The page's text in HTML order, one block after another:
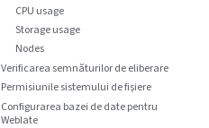
CPU usage
Storage usage
Nodes
Verificarea semnăturilor de eliberare
Permisiunile sistemului de fișiere
Configurarea bazei de date pentru
Weblate